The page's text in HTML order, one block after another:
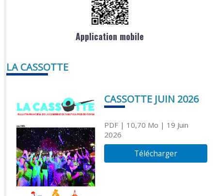
Application mobile
LA CASSOTTE
CASSOTTE JUIN 2026
PDF| 10,70 Mo | 19 Juin
2026
Télécharger